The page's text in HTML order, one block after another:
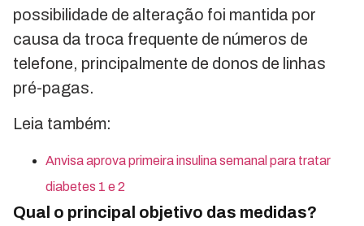
possibilidade de alteração foi mantida por
causa da troca frequente de números de
telefone, principalmente de donos de linhas
pré-pagas.
Leia também:
Anvisa aprova primeira insulina semanal para tratar
diabetes 1 e 2
Qual o principal objetivo das medidas?